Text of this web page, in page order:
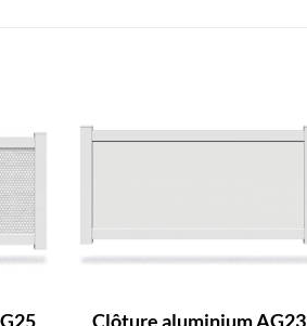
Clôture aluminium AG23